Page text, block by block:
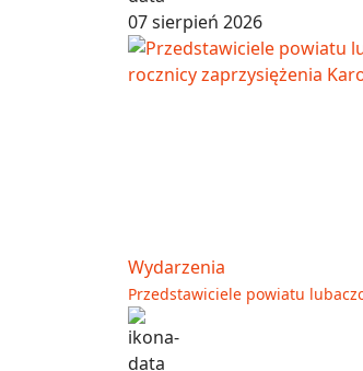
07 sierpień 2026
Wydarzenia
Przedstawiciele powiatu